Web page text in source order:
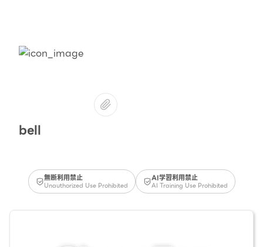
bell
無断利用禁止
Unauthorized Use Prohibited
AI学習利用禁止
AI Training Use Prohibited